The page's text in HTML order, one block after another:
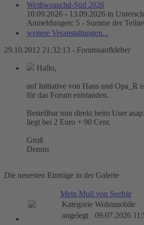
Weißwoaschd-Süd 2026
10.09.2026 - 13.09.2026 in
Anmeldungen: 5 - Summe der
weitere Veranstaltungen...
29.10.2012 21:32:13 - Forumsaufkleber
Hallo,
auf Initiative von Hans und Opa_R
für das Forum entstanden.
Bestellbar nun direkt beim User
liegt bei 2 Euro + 90 Cent.
Gruß
Dennis
Die neuesten Einträge in der Galerie
Mein Muli von Seebär
Kategorie Wohnmobile
angelegt
09.07.2026